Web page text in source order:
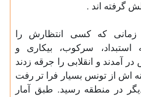
گرفته اند .
که کسی انتظارش را
استبداد، سرکوب، بیکاری و
آمدند و انقلابی را جرقه زدند
اش از تونس بسیار فرا تر رفت
در منطقه رسید. طبق آمار